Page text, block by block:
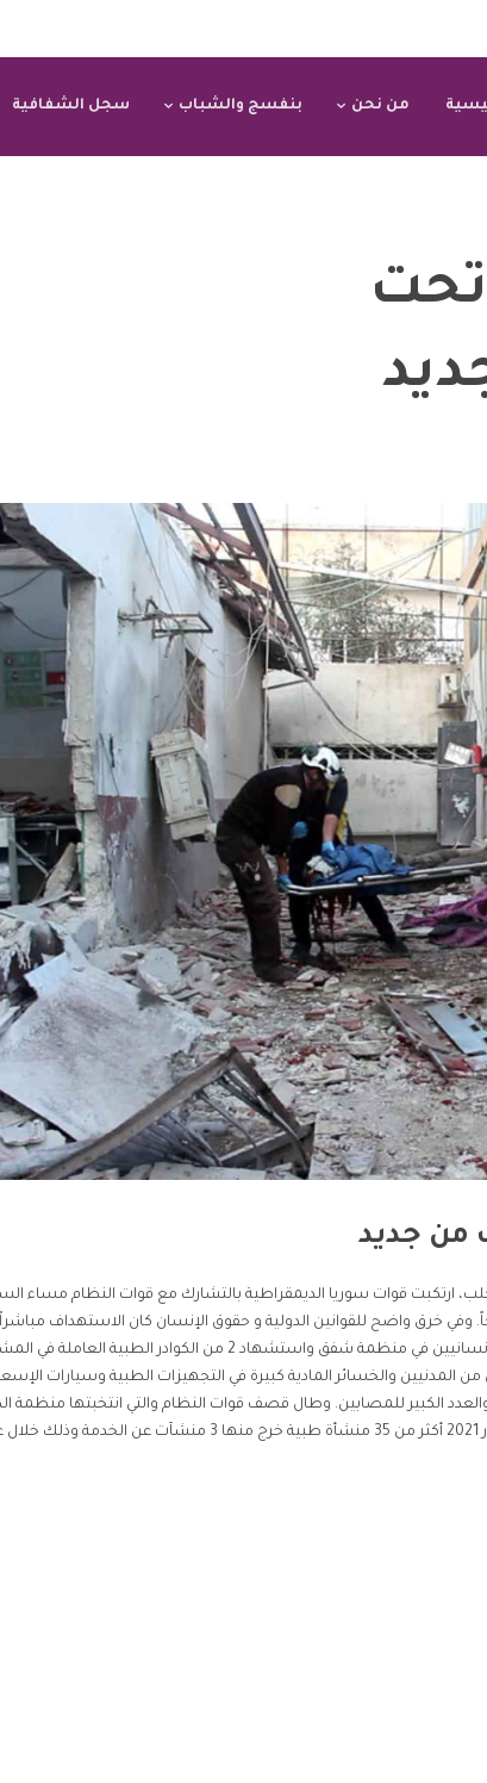
من نحن بنفسج والشباب سجل الشفافية
تحت
من جديد
قوات سوريا الديمقراطية بالتشارك مع قوات النظام مساء
مجزرةً راح ضحيتها أكثر من 18 شهيداً وأكثر من 35 جريحاً. وفي خرق واضح للقوانين الدولية و حقوق الإنسان كان الاستهداف
الإنقاذ والمستشفى والذي تسبب باستشهاد اثنين من العمال الإنسانيين في منظمة شفق واستشهاد 2 من الكوادر الطبية
من المدنيين والخسائر المادية كبيرة في التجهيزات الطبية وسيارات
الكبير للمصابين. وطال قصف قوات النظام والتي انتخبتها منظمة
العالمية عضوةً في مجلسها التنفيذي في الثامن والعشرين من أيار 2021 أكثر من 35 منشأة طبية خرج منها 3 منشآت عن الخدمة